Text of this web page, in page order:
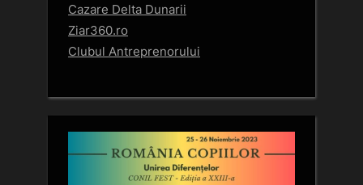
Cazare Delta Dunarii
Ziar360.ro
Clubul Antreprenorului